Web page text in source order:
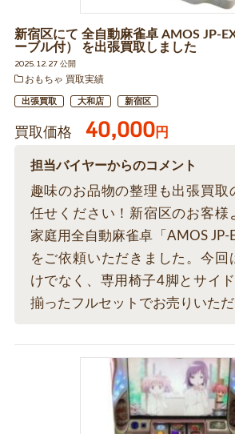
新宿区にて 全自動麻雀卓 AMOS JP-
ーブル付） を出張買取しました
2025.12.27 公開
おもちゃ 買取実績
出張買取 大和店 新宿区
買取価格 40,000円
担当バイヤーからのコメント
趣味のお品物の整理も出張買取
任せください！新宿区のお客様
家庭用全自動麻雀卓「AMOS JP-
をご依頼いただきました。今回
けでなく、専用椅子4脚とサイ
揃ったフルセットでお売りいただ